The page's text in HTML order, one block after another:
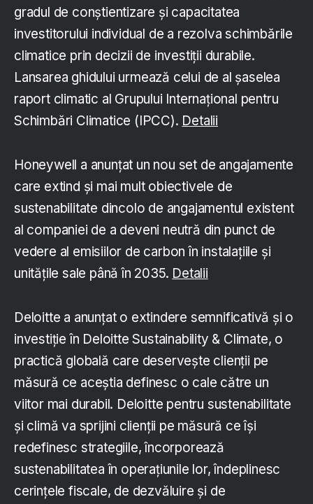
gradul de conștientizare și capacitatea
investitorului individual de a rezolva schimbările
climatice prin decizii de investiții durabile.
Lansarea ghidului urmează celui de al șaselea
raport climatic al Grupului Internațional pentru
Schimbări Climatice (IPCC). Detalii
Honeywell a anunțat un nou set de angajamente
care extind și mai mult obiectivele de
sustenabilitate dincolo de angajamentul existent
al companiei de a deveni neutră din punct de
vedere al emisiilor de carbon în instalațiile și
unitățile sale până în 2035. Detalii
Deloitte a anunțat o extindere semnificativă și o
investiție în Deloitte Sustainability & Climate, o
practică globală care deservește clienții pe
măsură ce aceștia definesc o cale către un
viitor mai durabil. Deloitte pentru sustenabilitate
și climă va sprijini clienții pe măsură ce își
redefinesc strategiile, încorporează
sustenabilitatea în operațiunile lor, îndeplinesc
cerințele fiscale, de dezvăluire și de